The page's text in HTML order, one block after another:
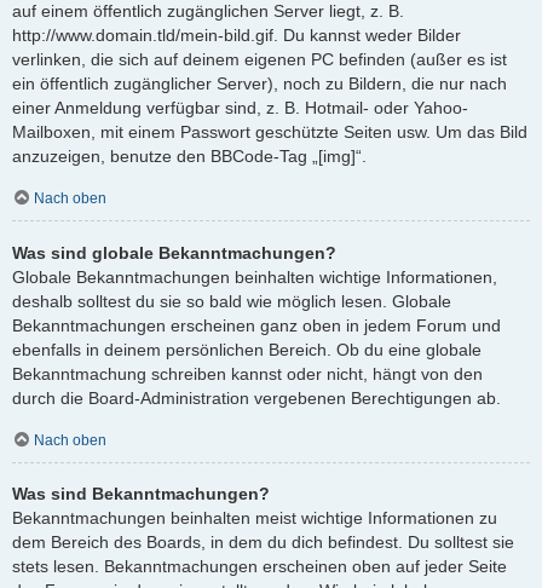
auf einem öffentlich zugänglichen Server liegt, z. B.
http://www.domain.tld/mein-bild.gif. Du kannst weder Bilder
verlinken, die sich auf deinem eigenen PC befinden (außer es ist
ein öffentlich zugänglicher Server), noch zu Bildern, die nur nach
einer Anmeldung verfügbar sind, z. B. Hotmail- oder Yahoo-
Mailboxen, mit einem Passwort geschützte Seiten usw. Um das Bild
anzuzeigen, benutze den BBCode-Tag „[img]“.
Nach oben
Was sind globale Bekanntmachungen?
Globale Bekanntmachungen beinhalten wichtige Informationen,
deshalb solltest du sie so bald wie möglich lesen. Globale
Bekanntmachungen erscheinen ganz oben in jedem Forum und
ebenfalls in deinem persönlichen Bereich. Ob du eine globale
Bekanntmachung schreiben kannst oder nicht, hängt von den
durch die Board-Administration vergebenen Berechtigungen ab.
Nach oben
Was sind Bekanntmachungen?
Bekanntmachungen beinhalten meist wichtige Informationen zu
dem Bereich des Boards, in dem du dich befindest. Du solltest sie
stets lesen. Bekanntmachungen erscheinen oben auf jeder Seite